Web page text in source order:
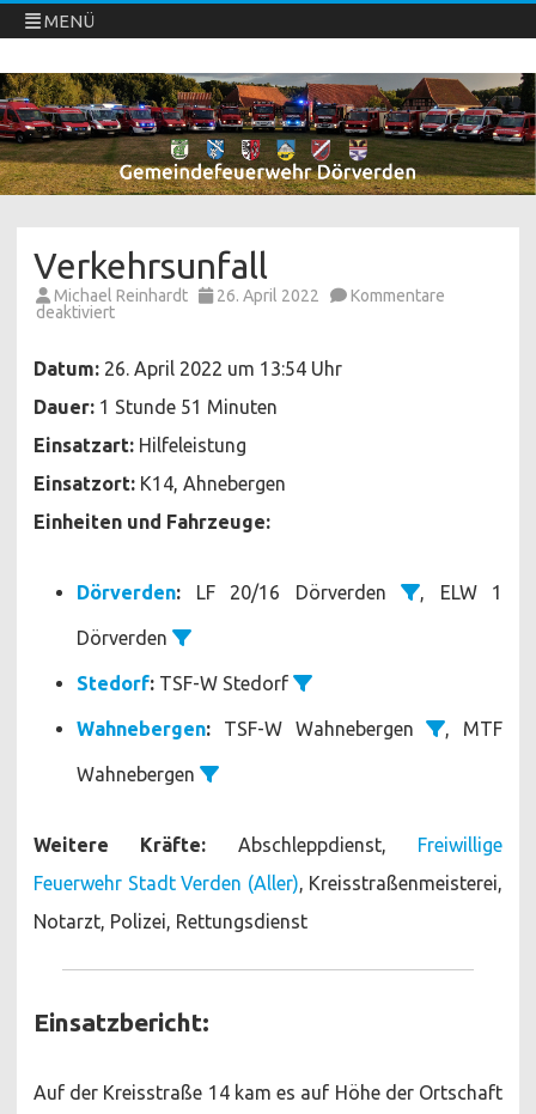
MENÜ
Freiwillige Feuerwehren Dörverden
Direkt
zum
Inhalt
springen
Verkehrsunfall
Michael Reinhardt 26. April 2022
Kommentare
deaktiviertfür
Datum: 26. April 2022 um 13:54 Uhr
Dauer: 1 Stunde 51 Minuten
Einsatzart: Hilfeleistung
Einsatzort: K14, Ahnebergen
Einheiten und Fahrzeuge:
Dörverden: LF 20/16 Dörverden , ELW 1
Dörverden
Stedorf: TSF-W Stedorf
Wahnebergen: TSF-W Wahnebergen , MTF
Wahnebergen
Weitere Kräfte: Abschleppdienst, Freiwillige
Feuerwehr Stadt Verden (Aller) , Kreisstraßenmeisterei,
Notarzt, Polizei, Rettungsdienst
Einsatzbericht:
Auf der Kreisstraße 14 kam es auf Höhe der Ortschaft